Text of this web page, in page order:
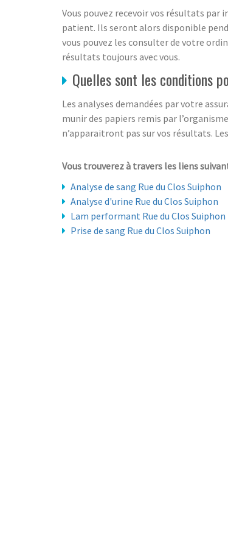
Vous pouvez recevoir vos résultats par
patient. Ils seront alors disponible
vous pouvez les consulter de votre
résultats toujours avec vous.
Quelles sont les conditions
Les analyses demandées par votre
munir des papiers remis par
n’apparaitront pas sur vos résultats.
Vous trouverez à travers les liens
Analyse de sang Rue du Clos Suiphon
Analyse d'urine Rue du Clos Suiphon
Lam performant Rue du Clos Suiphon
Prise de sang Rue du Clos Suiphon